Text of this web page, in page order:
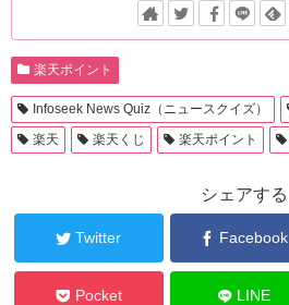
楽天ポイント
Infoseek News Quiz（ニュースクイズ）
楽天
楽天くじ 楽天ポイント
シェアする
Twitter Facebook
Pocket LINE